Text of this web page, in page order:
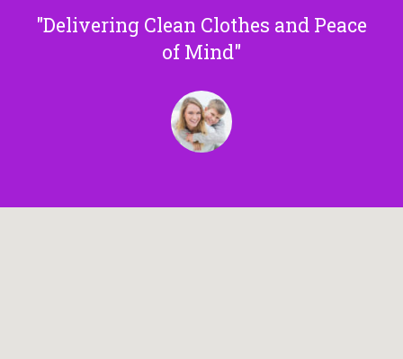
Delivering Clean Clothes and Peace
of Mind